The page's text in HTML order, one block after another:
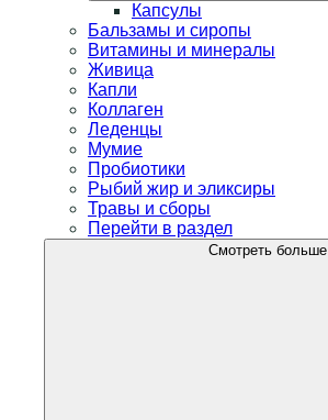
Капсулы
Бальзамы и сиропы
Витамины и минералы
Живица
Капли
Коллаген
Леденцы
Мумие
Пробиотики
Рыбий жир и эликсиры
Травы и сборы
Перейти в раздел
Смотреть больше